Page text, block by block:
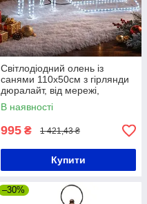
Світлодіодний олень із
санями 110х50см з гірлянди
дюралайт, від мережі,
Холодний білий /
Декоративна світлодіодна
В наявності
995 ₴ 1 421,43 ₴
Купити
–30%